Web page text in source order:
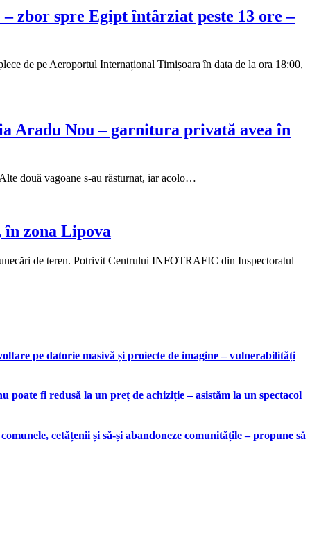
zbor spre Egipt întârziat peste 13 ore –
de pe Aeroportul Internațional Timișoara în data de la ora 18:00,
Aradu Nou – garnitura privată avea în
două vagoane s-au răsturnat, iar acolo…
în zona Lipova
de teren. Potrivit Centrului INFOTRAFIC din Inspectoratul
pe datorie masivă și proiecte de imagine – vulnerabilități
fi redusă la un preț de achiziție – asistăm la un spectacol
cetățenii și să-și abandoneze comunitățile – propune să